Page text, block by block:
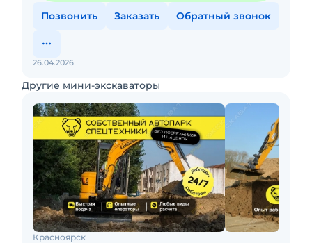
Позвонить Заказать Обратный звонок
26.04.2026
Другие мини-экскаваторы
Красноярск